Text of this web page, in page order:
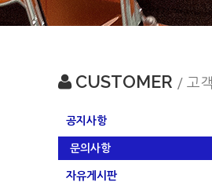
CUSTOMER / 고
공지사항
문의사항
자유게시판